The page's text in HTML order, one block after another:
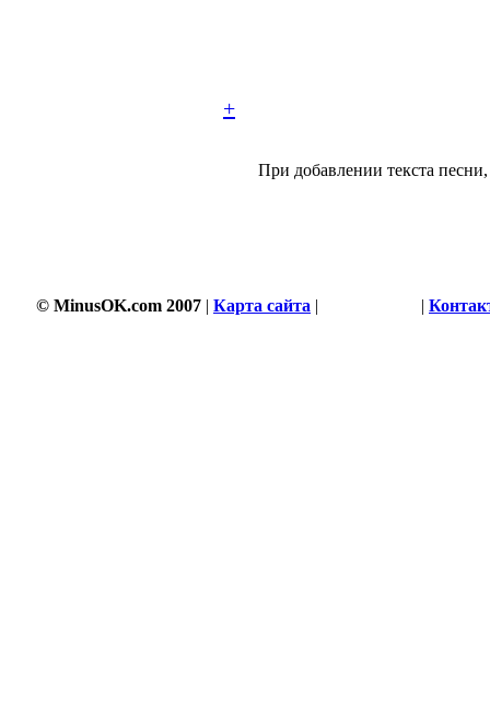
+
При добавлении текста
© MinusOK.com 2007 | Карта сайта | |